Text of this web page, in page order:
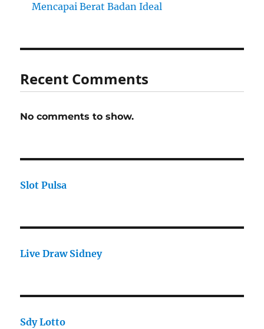
Mencapai Berat Badan Ideal
Recent Comments
No comments to show.
Slot Pulsa
Live Draw Sidney
Sdy Lotto